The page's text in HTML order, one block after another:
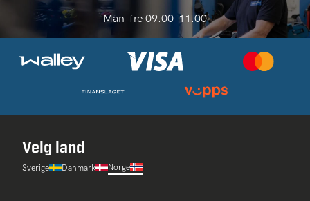
Man-fre 09.00-11.00
Velg land
Sverige Danmark Norge